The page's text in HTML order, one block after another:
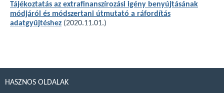
Tájékoztatás az extrafinanszírozási igény benyújtásának
módjáról és módszertani útmutató a ráfordítás
adatgyűjtéshez (2020.11.01.)
HASZNOS OLDALAK